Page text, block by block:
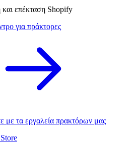
επέκταση Shopify
για πράκτορες
με τα εργαλεία πρακτόρων μας